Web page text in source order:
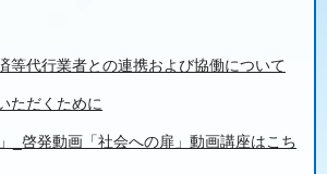
等代行業者との連携および協働について
ただくために
_啓発動画「社会への扉」動画講座はこち